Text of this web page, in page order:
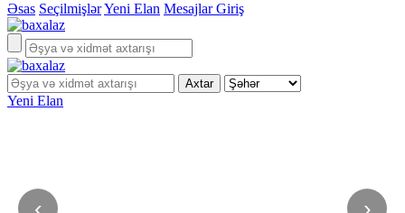
Əsas SeçilmişlərYeni Elan MesajlarGiriş
Yeni Elan